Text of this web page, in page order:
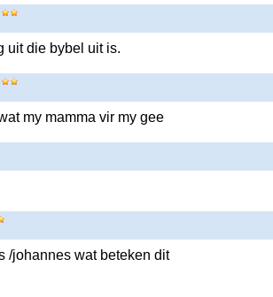
uit die bybel uit is.
my mamma vir my gee
/johannes wat beteken dit